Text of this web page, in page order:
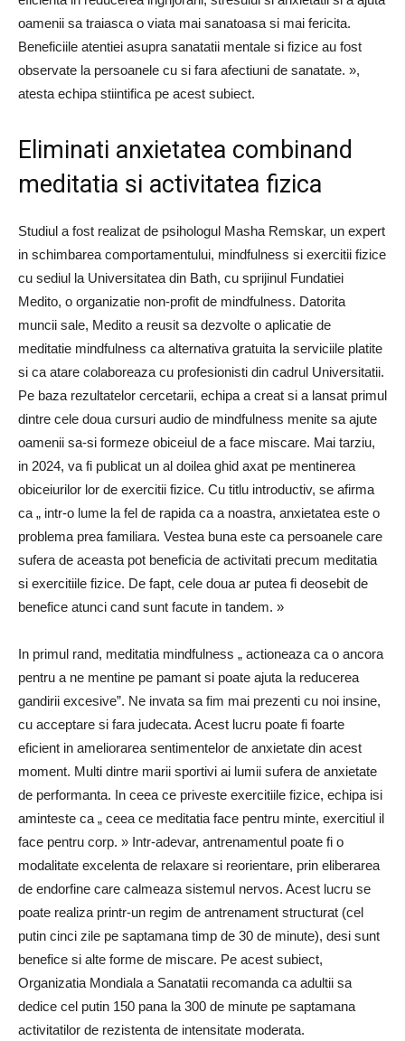
oamenii sa traiasca o viata mai sanatoasa si mai fericita.
Beneficiile atentiei asupra sanatatii mentale si fizice au fost
observate la persoanele cu si fara afectiuni de sanatate. »,
atesta echipa stiintifica pe acest subiect.
Eliminati anxietatea combinand
meditatia si activitatea fizica
Studiul a fost realizat de psihologul Masha Remskar, un expert
in schimbarea comportamentului, mindfulness si exercitii fizice
cu sediul la Universitatea din Bath, cu sprijinul Fundatiei
Medito, o organizatie non-profit de mindfulness. Datorita
muncii sale, Medito a reusit sa dezvolte o aplicatie de
meditatie mindfulness ca alternativa gratuita la serviciile platite
si ca atare colaboreaza cu profesionisti din cadrul Universitatii.
Pe baza rezultatelor cercetarii, echipa a creat si a lansat primul
dintre cele doua cursuri audio de mindfulness menite sa ajute
oamenii sa-si formeze obiceiul de a face miscare. Mai tarziu,
in 2024, va fi publicat un al doilea ghid axat pe mentinerea
obiceiurilor lor de exercitii fizice. Cu titlu introductiv, se afirma
ca „ intr-o lume la fel de rapida ca a noastra, anxietatea este o
problema prea familiara. Vestea buna este ca persoanele care
sufera de aceasta pot beneficia de activitati precum meditatia
si exercitiile fizice. De fapt, cele doua ar putea fi deosebit de
benefice atunci cand sunt facute in tandem. »
In primul rand, meditatia mindfulness „ actioneaza ca o ancora
pentru a ne mentine pe pamant si poate ajuta la reducerea
gandirii excesive”. Ne invata sa fim mai prezenti cu noi insine,
cu acceptare si fara judecata. Acest lucru poate fi foarte
eficient in ameliorarea sentimentelor de anxietate din acest
moment. Multi dintre marii sportivi ai lumii sufera de anxietate
de performanta. In ceea ce priveste exercitiile fizice, echipa isi
aminteste ca „ ceea ce meditatia face pentru minte, exercitiul il
face pentru corp. » Intr-adevar, antrenamentul poate fi o
modalitate excelenta de relaxare si reorientare, prin eliberarea
de endorfine care calmeaza sistemul nervos. Acest lucru se
poate realiza printr-un regim de antrenament structurat (cel
putin cinci zile pe saptamana timp de 30 de minute), desi sunt
benefice si alte forme de miscare. Pe acest subiect,
Organizatia Mondiala a Sanatatii recomanda ca adultii sa
dedice cel putin 150 pana la 300 de minute pe saptamana
activitatilor de rezistenta de intensitate moderata.